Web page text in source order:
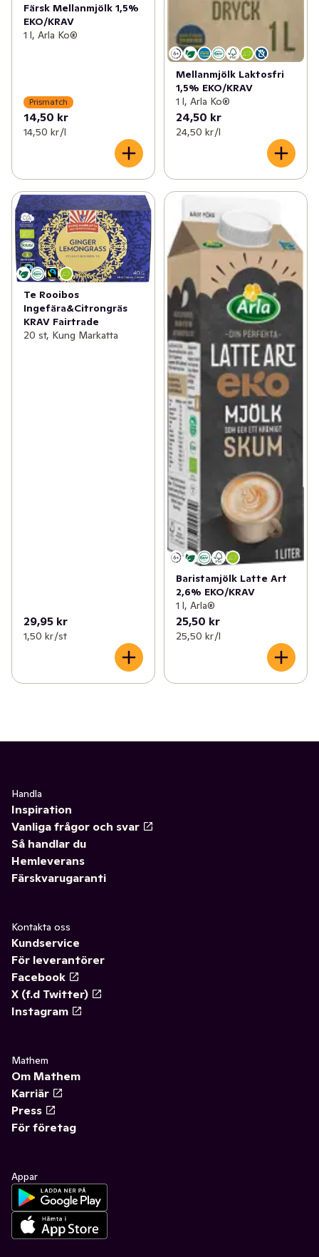
Färsk Mellanmjölk 1,5%
EKO/KRAV
1 l, Arla Ko®
Prismatch
14,50 kr
14,50 kr /l
Mellanmjölk Laktosfri
1,5% EKO/KRAV
1 l, Arla Ko®
24,50 kr
24,50 kr /l
Te Rooibos
Ingefära&Citrongräs
KRAV Fairtrade
20 st, Kung Markatta
29,95 kr
1,50 kr /st
Baristamjölk Latte Art
2,6% EKO/KRAV
1 l, Arla®
25,50 kr
25,50 kr /l
Handla
Inspiration
Vanliga frågor och svar
Så handlar du
Hemleverans
Färskvarugaranti
Kontakta oss
Kundservice
För leverantörer
Facebook
X (f.d Twitter)
Instagram
Mathem
Om Mathem
Karriär
Press
För företag
Appar